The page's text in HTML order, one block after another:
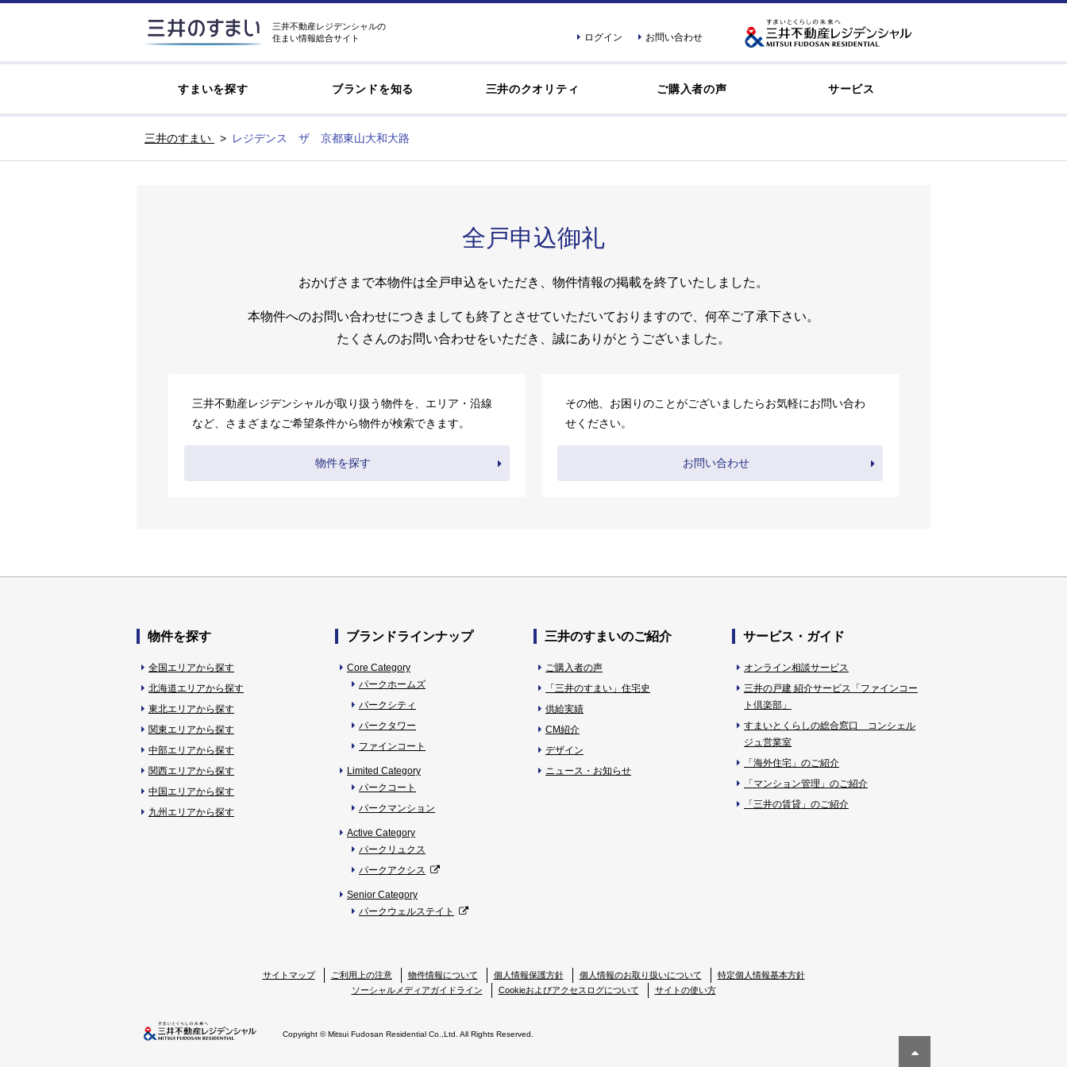
ログイン お問い合わせ
三井不動産レジデンシャルの
住まい情報総合サイト
すまいを探す ブランドを知る 三井のクオリティ ご購入者の声 サービス
三井のすまい レジデンス ザ 京都東山大和大路
全戸申込御礼
おかげさまで本物件は全戸申込をいただき、物件情報の掲載を終了いたしました。
本物件へのお問い合わせにつきましても終了とさせていただいておりますので、何卒ご了承下さい。
たくさんのお問い合わせをいただき、誠にありがとうございました。
三井不動産レジデンシャルが取り扱う物件を、エリア・沿線
など、さまざまなご希望条件から物件が検索できます。
物件を探す
その他、お困りのことがございましたらお気軽にお問い合わ
せください。
お問い合わせ
物件を探す
全国エリアから探す
北海道エリアから探す
東北エリアから探す
関東エリアから探す
中部エリアから探す
関西エリアから探す
中国エリアから探す
九州エリアから探す
ブランドラインナップ
Core Category
パークホームズ
パークシティ
パークタワー
ファインコート
Limited Category
パークコート
パークマンション
Active Category
パークリュクス
パークアクシス
Senior Category
パークウェルステイト
三井のすまいのご紹介
ご購入者の声
「三井のすまい」住宅史
供給実績
CM紹介
デザイン
ニュース・お知らせ
サービス・ガイド
オンライン相談サービス
三井の戸建 紹介サービス「ファインコー
ト倶楽部」
すまいとくらしの総合窓口 コンシェル
ジュ営業室
「海外住宅」のご紹介
「マンション管理」のご紹介
「三井の賃貸」のご紹介
サイトマップ ご利用上の注意 物件情報について 個人情報保護方針 個人情報のお取り扱いについて
特定個人情報基本方針
ソーシャルメディアガイドライン
Cookieおよびアクセスログについて サイトの使い方
Copyright © Mitsui Fudosan Residential Co.,Ltd. All Rights Reserved.